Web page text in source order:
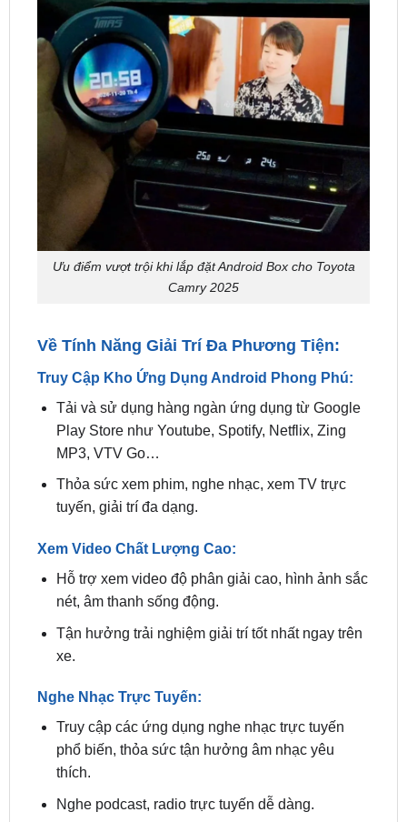
Ưu điểm vượt trội khi lắp đặt Android Box cho Toyota
Về Tính Năng Giải Trí Đa Phương Tiện:
Play Store như Youtube, Spotify, Netflix, Zing
MP3, VTV Go…
Thỏa sức xem phim, nghe nhạc, xem TV trực
tuyến, giải trí đa dạng.
Xem Video Chất Lượng Cao:
nét, âm thanh sống động.
Tận hưởng trải nghiệm giải trí tốt nhất ngay trên
xe.
Nghe Nhạc Trực Tuyến:
phổ biến, thỏa sức tận hưởng âm nhạc yêu
thích.
Nghe podcast, radio trực tuyến dễ dàng.
Kết Nối Internet: